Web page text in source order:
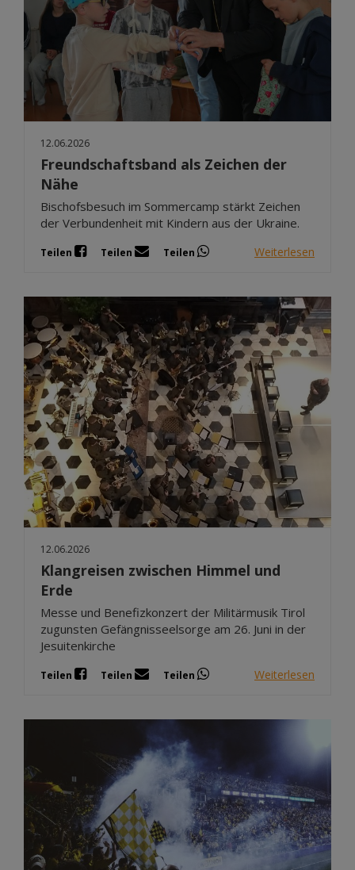
12.06.2026
Freundschaftsband als Zeichen der
Nähe
Bischofsbesuch im Sommercamp stärkt Zeichen
der Verbundenheit mit Kindern aus der Ukraine.
Teilen Teilen Teilen Weiterlesen
12.06.2026
Klangreisen zwischen Himmel und
Erde
Messe und Benefizkonzert der Militärmusik Tirol
zugunsten Gefängnisseelsorge am 26. Juni in der
Jesuitenkirche
Teilen Teilen Teilen Weiterlesen